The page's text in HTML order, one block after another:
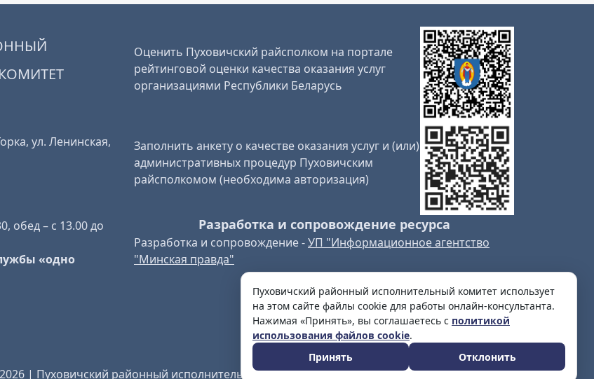
ул. Ленинская,
обед – с 13.00 до
«одно
Оценить Пуховичский райсполком на портале
рейтинговой оценки качества оказания услуг
организациями Республики Беларусь
Заполнить анкету о качестве оказания услуг и (или)
административных процедур Пуховичским
райсполкомом (необходима авторизация)
Разработка и сопровождение ресурса
Разработка и сопровождение -УП "Информационное агентство
"Минская правда"
| Пуховичский районный исполнительный комитет
Пуховичский районный исполнительный комитет использует
на этом сайте файлы cookie для работы онлайн-консультанта.
Нажимая «Принять», вы соглашаетесь с политикой
использования файлов cookie.
Принять
Отклонить